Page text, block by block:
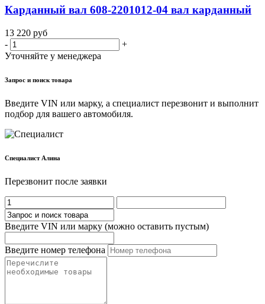
Карданный вал 608-2201012-04 вал карданный
13 220 руб
-
+
Уточняйте у менеджера
Запрос и поиск товара
Введите VIN или марку, а специалист перезвонит и выполнит
подбор для вашего автомобиля.
Cпециалист Алина
Перезвонит после заявки
Введите VIN или марку (можно оставить пустым)
Введите номер телефона